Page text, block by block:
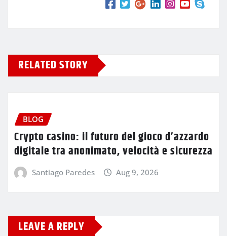
RELATED STORY
BLOG
Crypto casino: il futuro del gioco d’azzardo
digitale tra anonimato, velocità e sicurezza
Santiago Paredes Aug 9, 2026
LEAVE A REPLY